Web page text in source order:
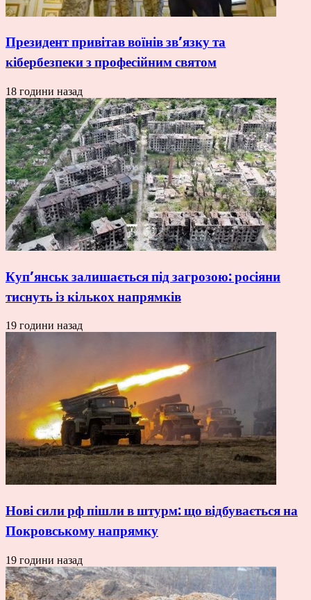
Президент привітав воїнів зв’язку та
кібербезпеки з професійним святом
18 години назад
Куп’янськ залишається під загрозою: росіяни
тиснуть із кількох напрямків
19 години назад
Нові сили рф пішли в штурм: що відбувається на
Покровському напрямку
19 години назад